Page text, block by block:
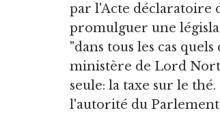
par l'Acte déclaratoire
promulguer une
"dans tous les cas
ministère de Lord
seule: la taxe sur le
l'autorité du